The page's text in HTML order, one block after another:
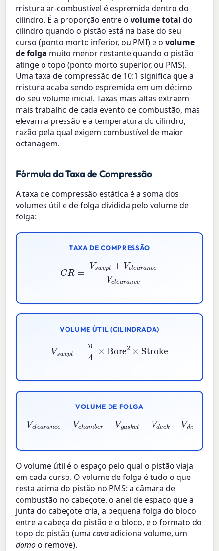
mistura ar-combustível é espremida dentro do
cilindro. É a proporção entre ovolume total do
cilindro quando o pistão está na base do seu
curso (ponto morto inferior, ou PMI) e ovolume
de folga muito menor restante quando o pistão
atinge o topo (ponto morto superior, ou PMS).
Uma taxa de compressão de 10:1 significa que a
mistura acaba sendo espremida em um décimo
do seu volume inicial. Taxas mais altas extraem
mais trabalho de cada evento de combustão, mas
elevam a pressão e a temperatura do cilindro,
razão pela qual exigem combustível de maior
octanagem.
Fórmula da Taxa de Compressão
A taxa de compressão estática é a soma dos
volumes útil e de folga dividida pelo volume de
folga:
TAXA DE COMPRESSÃO
Vc a a nce
VOLUME ÚTIL (CILINDRADA)
=π Bore2
VOLUME DE FOLGA
Vc nc e=V h m ber +V g a ske + V dec
O volume útil é o espaço pelo qual o pistão viaja
em cada curso. O volume de folga é tudo o que
resta acima do pistão no PMS: a câmara de
combustão no cabeçote, o anel de espaço que a
junta do cabeçote cria, a pequena folga do bloco
entre a cabeça do pistão e o bloco, e o formato do
topo do pistão (umacavaadiciona volume, um
domoo remove).